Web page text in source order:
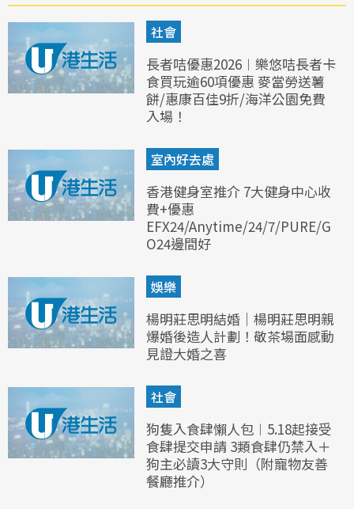
社會
長者咭優惠2026︱樂悠咭長者卡
食買玩逾60項優惠 麥當勞送薯
餅/惠康百佳9折/海洋公園免費
入場！
室內好去處
香港健身室推介 7大健身中心收
費+優惠
EFX24/Anytime/24/7/PURE/G
O24邊間好
娛樂
楊明莊思明結婚｜楊明莊思明親
爆婚後造人計劃！敬茶場面感動
見證大婚之喜
社會
狗隻入食肆懶人包︱5.18起接受
食肆提交申請 3類食肆仍禁入＋
狗主必讀3大守則（附寵物友善
餐廳推介）